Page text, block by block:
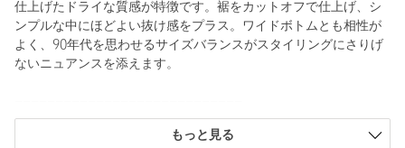
仕上げたドライな質感が特徴です。裾をカットオフで仕上げ、シ
ンプルな中にほどよい抜け感をプラス。ワイドボトムとも相性が
よく、90年代を思わせるサイズバランスがスタイリングにさりげ
ないニュアンスを添えます。
裏地：なし
透け感：ホワイトのみややありもっと見る